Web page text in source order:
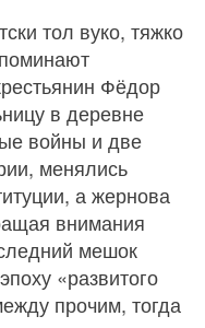
тол вуко, тяжко
Фёдор
в деревне
войны и две
менялись
а жернова
внимания
мешок
«развитого
прочим, тогда